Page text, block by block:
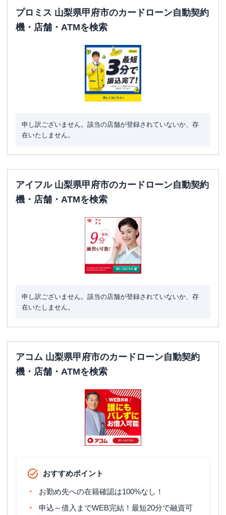
プロミス 山梨県甲府市のカードローン自動契約
機・店舗・ATMを検索
申し訳ございません。該当の店舗が登録されていないか、存
在いたしません。
アイフル 山梨県甲府市のカードローン自動契約
機・店舗・ATMを検索
申し訳ございません。該当の店舗が登録されていないか、存
在いたしません。
アコム 山梨県甲府市のカードローン自動契約
機・店舗・ATMを検索
おすすめポイント
お勤め先への在籍確認は100%なし！
申込～借入までWEB完結！最短20分で融資可